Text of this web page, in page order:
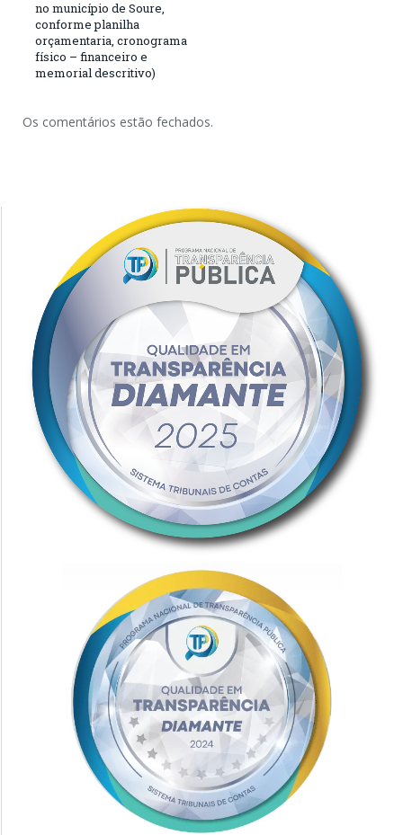
no município de Soure,
conforme planilha
orçamentaria, cronograma
físico – financeiro e
memorial descritivo)
Os comentários estão fechados.